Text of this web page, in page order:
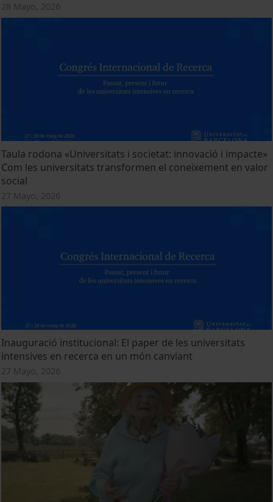
28 Mayo, 2026
Taula rodona «Universitats i societat: innovació i impacte»
Com les universitats transformen el coneixement en valor
social
27 Mayo, 2026
Inauguració institucional: El paper de les universitats
intensives en recerca en un món canviant
27 Mayo, 2026